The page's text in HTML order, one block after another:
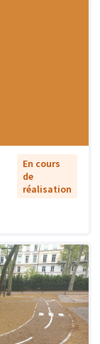
En cours
de
réalisation